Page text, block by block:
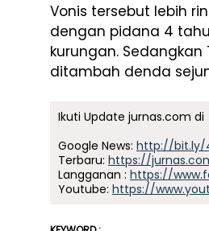
Vonis tersebut lebih
dengan pidana 4
kurungan.
ditambah denda
Ikuti Update jurnas.com di
Google News: http://bit.ly/
Terbaru: https://
Langganan : https://
Youtube: https://